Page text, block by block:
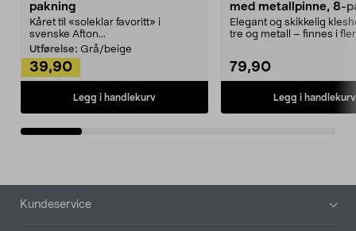
pakning
Kåret til «soleklar favoritt» i
svenske Afton...
Utførelse: Grå/beige
39,90
Legg i handlekurv
med metallpinne, 8-
Elegant og skikkelig
tre og metall – finnes i
79,90
Legg i handlekurv
Bunntekst
Kundeservice